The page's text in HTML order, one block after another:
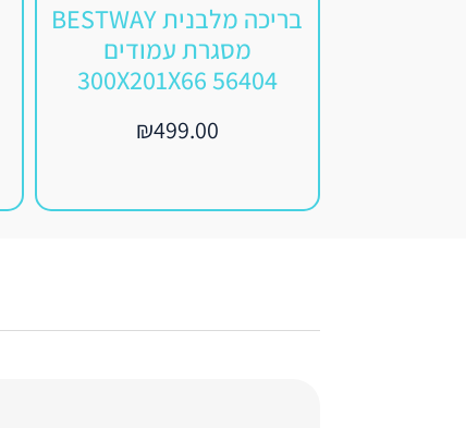
בריכה מלבנית BESTWAY
מסגרת עמודים
300X201X66 56404
₪499.00